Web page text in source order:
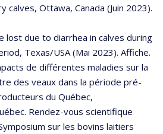
calves, Ottawa, Canada (Juin 2023).
lost due to diarrhea in calves during
Texas/USA (Mai 2023). Affiche.
de différentes maladies sur la
des veaux dans la période pré-
du Québec,
Rendez-vous scientifique
sur les bovins laitiers